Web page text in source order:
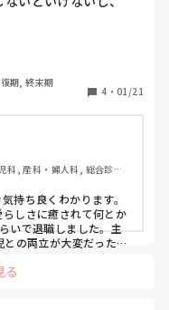
責任重いなぁ💦
、養護の先生が1日不
ます😵
ら頑張ろ💪
期, 終末期
4 ・ 01/21
科, 産科・婦人科, 総合診療
持ち良くわかります。
しさに癒されて何とか
いで退職しました。主
の両立が大変だったか
ますよ。平和で何も起
る